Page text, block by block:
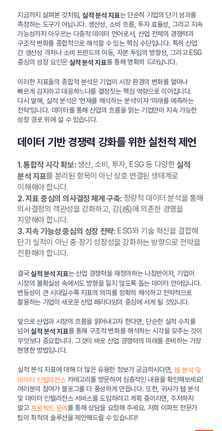
지금까지 살펴본 것처럼,실적 분석 지표는 단순히 기업의 단기 성과를
측정하는 도구가 아닙니다. 생산성, 소비 흐름, 투자 효율성, 그리고 지속
가능성까지 아우르는 다층적 데이터 언어로서, 산업 전체의 경쟁력과
구조적 변화를 종합적으로 해석할 수 있는 핵심 수단입니다. 특히 산업
간 생산성 격차나 소비 트렌드의 이동, 자본 투입의 방향성, 그리고 ESG
중심의 성장 요인은 실적 분석 지표를 통해 명확히 드러납니다.
이러한 지표들의 종합적 분석은 기업이 시장 환경의 변화를 얼마나
빠르게 감지하고 대응하느냐를 결정짓는 핵심 역량으로 이어집니다.
다시 말해, 실적 분석은 ‘현재를 해석하는 분석’이자 ‘미래를 예측하는
전략’입니다. 데이터를 통해 산업의 흐름을 읽는 기업만이 지속 가능한
성장 경로 위에 설 수 있습니다.
데이터 기반 경쟁력 강화를 위한 실천적 제언
1. 통합적 시각 확보:생산, 소비, 투자, ESG 등 다양한 실적
분석 지표를 분리된 항목이 아닌 상호 연결된 생태계로
이해해야 합니다.
2. 지표 중심의 의사결정 체계 구축:정량적 데이터 분석을 통해
의사결정의 객관성을 강화하고, 감(感)에 의존한 경영을
지양해야 합니다.
3. 지속 가능성 중심의 성장 전략:ESG와 기술 혁신을 결합해
단기 실적이 아닌 중·장기 성장성을 강화하는 방향으로 전략을
전환해야 합니다.
결국실적 분석 지표는 산업 경쟁력을 재정의하는 나침반이자, 기업이
시장의 불확실성 속에서도 방향을 잃지 않도록 돕는 데이터 언어입니다.
변동성이 큰 시대일수록 지표의 의미를 정확히 해석하고 전략적으로
활용하는 기업이 새로운 산업 패러다임의 중심에 서게 될 것입니다.
앞으로 산업과 시장의 흐름을 읽어내고자 한다면, 단순한 실적 수치를
넘어실적 분석 지표를 통해 구조적 변화를 해석하는 시각을 갖추는 것이
무엇보다 중요합니다. 그것이 바로 산업 경쟁력의 미래를 준비하는 가장
현명한 방법입니다.
실적 분석 지표에 대해 더 많은 유용한 정보가 궁금하시다면,웹 분석 및
데이터 인텔리전스카테고리를 방문하여 심층적인 내용을 확인해보세요!
여러분의 참여가 블로그를 더 풍성하게 만듭니다. 또한, 귀사가 웹 분석
및 데이터 인텔리전스 서비스를 도입하려고 계획 중이라면, 주저하지
말고 프로젝트 문의 를 통해 상담을 요청해 주세요. 저희 이파트 전문가
팀이 최적의 솔루션을 제안해드릴 수 있습니다!